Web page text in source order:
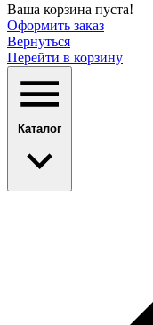
Ваша корзина пуста!
Оформить заказ
Вернуться
Перейти в корзину
Каталог